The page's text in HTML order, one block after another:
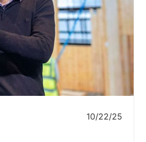
10/22/25